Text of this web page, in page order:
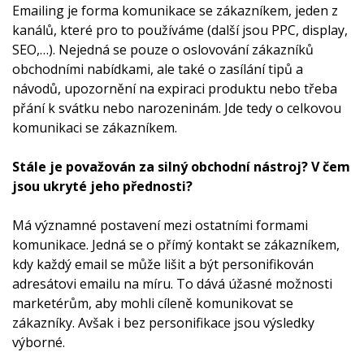
Emailing je forma komunikace se zákazníkem, jeden z
kanálů, které pro to používáme (další jsou PPC, display,
SEO,…). Nejedná se pouze o oslovování zákazníků
obchodními nabídkami, ale také o zasílání tipů a
návodů, upozornění na expiraci produktu nebo třeba
přání k svátku nebo narozeninám. Jde tedy o celkovou
komunikaci se zákazníkem.
Stále je považován za silný obchodní nástroj? V čem
jsou ukryté jeho přednosti?
Má významné postavení mezi ostatními formami
komunikace. Jedná se o přímý kontakt se zákazníkem,
kdy každý email se může lišit a být personifikován
adresátovi emailu na míru. To dává úžasné možnosti
marketérům, aby mohli cíleně komunikovat se
zákazníky. Avšak i bez personifikace jsou výsledky
výborné.